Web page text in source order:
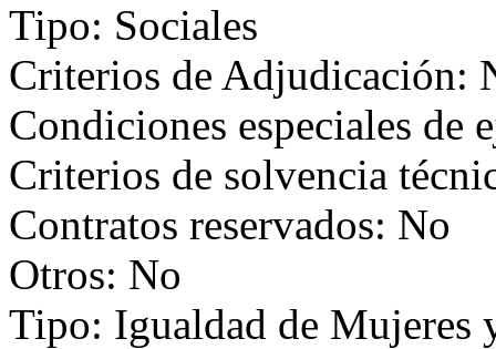
Tipo: Sociales
Criterios de Adjudicación:
Condiciones especiales de
Criterios de solvencia
Contratos reservados: No
Otros: No
Tipo: Igualdad de Mujeres